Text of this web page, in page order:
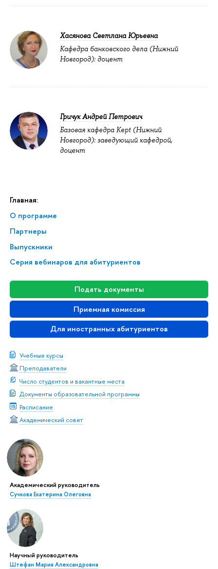
Главная:
О программе
Партнеры
Выпускники
Серия вебинаров для абитуриентов
Подать документы
Приемная комиссия
Для иностранных абитуриентов
Учебные курсы
Преподаватели
Число студентов и вакантные места
Документы образовательной программы
Расписание
Академический совет
Академический руководитель
Сучкова Екатерина Олеговна
Научный руководитель
Штефан Мария Александровна
Хасянова Светлана Юрьевна
Кафедра банковского дела (Нижний
Новгород): доцент
Гричук Андрей Петрович
Базовая кафедра Kept (Нижний
Новгород): заведующий кафедрой,
доцент